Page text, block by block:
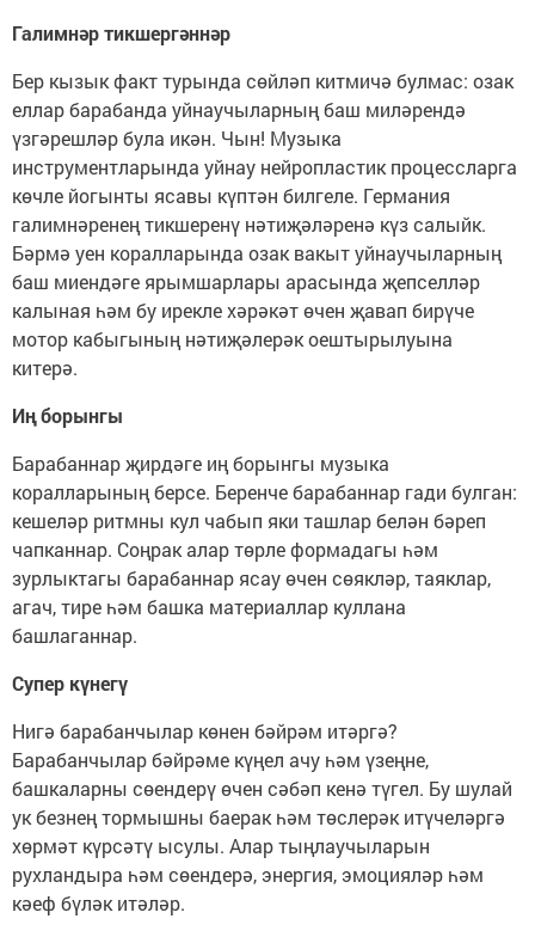
Галимнәр тикшергәннәр
Бер кызык факт турында сөйләп китмичә булмас: озак
еллар барабанда уйнаучыларның баш миләрендә
үзгәрешләр була икән. Чын! Музыка
инструментларында уйнау нейропластик процессларга
көчле йогынты ясавы күптән билгеле. Германия
галимнәренең тикшеренү нәтиҗәләренә күз салыйк.
Бәрмә уен коралларында озак вакыт уйнаучыларның
баш миендәге ярымшарлары арасында җепселләр
калыная һәм бу ирекле хәрәкәт өчен җавап бирүче
мотор кабыгының нәтиҗәлерәк оештырылуына
китерә.
Иң борынгы
Барабаннар җирдәге иң борынгы музыка
коралларының берсе. Беренче барабаннар гади булган:
кешеләр ритмны кул чабып яки ташлар белән бәреп
чапканнар. Соңрак алар төрле формадагы һәм
зурлыктагы барабаннар ясау өчен сөякләр, таяклар,
агач, тире һәм башка материаллар куллана
башлаганнар.
Супер күнегү
Нигә барабанчылар көнен бәйрәм итәргә?
Барабанчылар бәйрәме күңел ачу һәм үзеңне,
башкаларны сөендерү өчен сәбәп кенә түгел. Бу шулай
ук безнең тормышны баерак һәм төслерәк итүчеләргә
хөрмәт күрсәтү ысулы. Алар тыңлаучыларын
рухландыра һәм сөендерә, энергия, эмоцияләр һәм
кәеф бүләк итәләр.